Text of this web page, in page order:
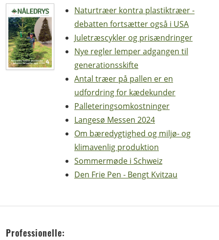
Naturtræer kontra plastiktræer -
debatten fortsætter også i USA
Juletræscykler og prisændringer
Nye regler lemper adgangen til
generationsskifte
Antal træer på pallen er en
udfordring for kædekunder
Palleteringsomkostninger
Langesø Messen 2024
Om bæredygtighed og miljø- og
klimavenlig produktion
Sommermøde i Schweiz
Den Frie Pen - Bengt Kvitzau
Professionelle: